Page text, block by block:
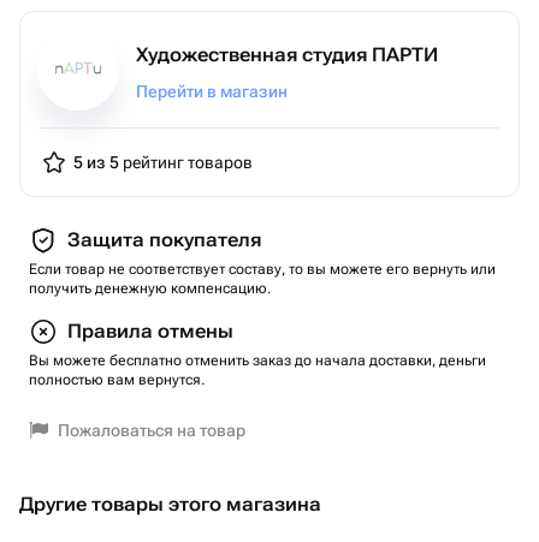
обязательно укажите электронную почту или номер
телефона получателя ❤️
Художественная студия ПАРТИ
Перейти в магазин
5 из 5 рейтинг товаров
Защита покупателя
Если товар не соответствует составу, то вы можете его вернуть или
получить денежную компенсацию.
Правила отмены
Вы можете бесплатно отменить заказ до начала доставки, деньги
полностью вам вернутся.
Пожаловаться на товар
Другие товары этого магазина